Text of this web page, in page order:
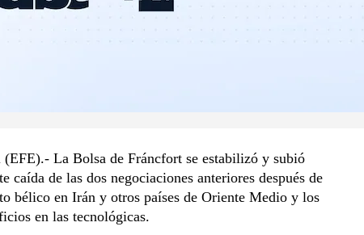
La Bolsa de Fráncfort se estabilizó y subió
caída de las dos negociaciones anteriores después de
bélico en Irán y otros países de Oriente Medio y los
en las tecnológicas.